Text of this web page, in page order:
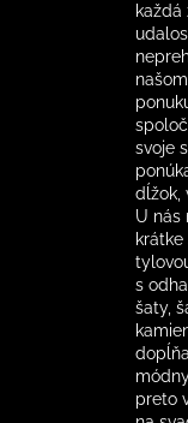
každá
svoje
dĺžok,
U nás
s
šaty,
preto